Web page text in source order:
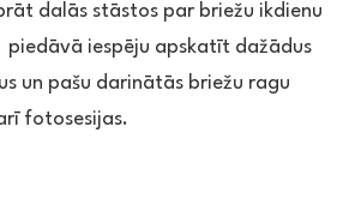
dalās stāstos par briežu ikdienu
piedāvā iespēju apskatīt dažādus
un pašu darinātās briežu ragu
fotosesijas.